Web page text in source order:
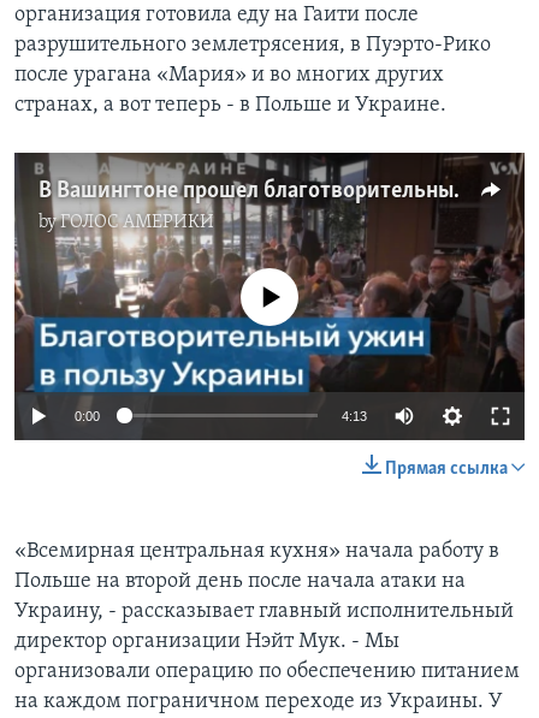
организация готовила еду на Гаити после
разрушительного землетрясения, в Пуэрто-Рико
после урагана «Мария» и во многих других
странах, а вот теперь - в Польше и Украине.
В Вашингтоне прошел благотворительный ужин в поддержку Украины
byГОЛОС АМЕРИКИ
No media source currently available
0:00 4:13
Прямая ссылка
«Всемирная центральная кухня» начала работу в
Польше на второй день после начала атаки на
Украину, - рассказывает главный исполнительный
директор организации Нэйт Мук. - Мы
организовали операцию по обеспечению питанием
на каждом пограничном переходе из Украины. У